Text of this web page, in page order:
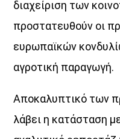
διαχείριση των
προστατευθούν οι
ευρωπαϊκών
αγροτική παραγωγή.
Αποκαλυπτικό των
λάβει η κατάσταση